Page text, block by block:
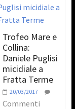
Trofeo Mare e
Collina:
Daniele Puglisi
micidiale a
Fratta Terme
20/03/2017
Commenti